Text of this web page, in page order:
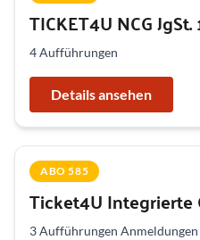
TICKET4U NCG JgSt.
4 Aufführungen
Details ansehen
ABO 585
Ticket4U Integrierte
3 Aufführungen